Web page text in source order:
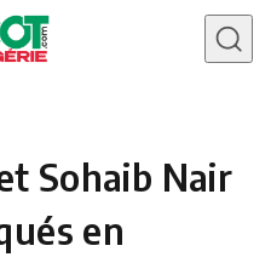
Sohaib Nair
en